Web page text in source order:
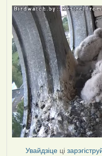
Увайдзіце ці